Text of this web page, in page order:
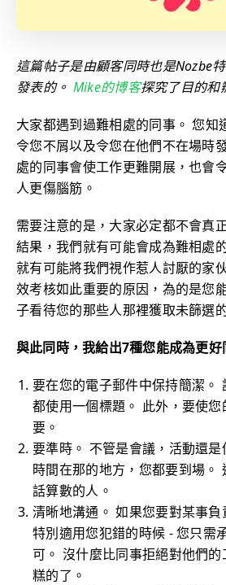
這篇帖子是由顧客同時也是Nozbe
發表的。 Mike的博客探究了目的和
大家都遇到過難相處的同事。 您知
令您不屑以及令您在他們不在場時
處的同事會使工作更難開展，也會
人更傷腦筋。
需要注意的是，大家必定都不會真
結果，我們就有可能會成為難相處
就有可能將我們視作惹人討厭的家
效考核如此重要的原因，為的是您
子看待您的那些人那裡獲取未篩選
與此同時，我給出7種您能成為更好
要在您的電子郵件中保持簡潔。
都使用一個標題。 此外，要使
要。
要準時。 不管是會議，活動還
時間在那的地方，您都要到場。
話算數的人。
清晰地溝通。 如果您要對某事
特別適用您犯錯的時候 - 您只需
可。 沒什麼比同事拒絕對他們
糕的了。